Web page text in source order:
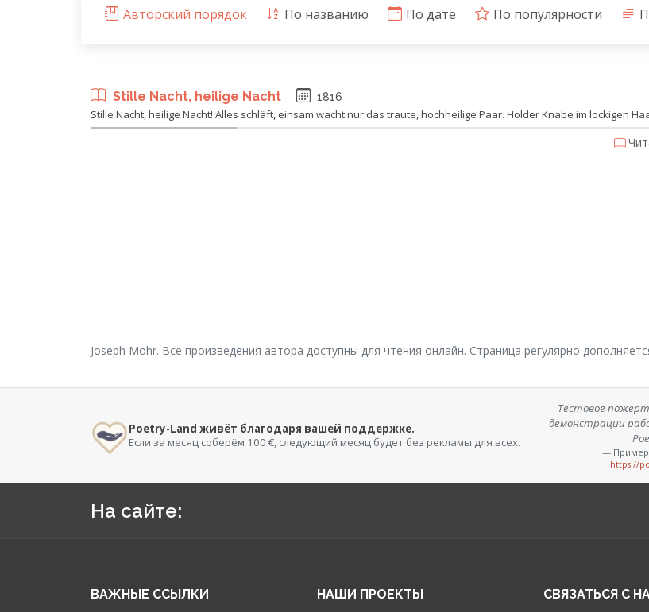
Авторский порядок По названию По дате По популярности
Stille Nacht, heilige Nacht 1816
Stille Nacht, heilige Nacht! Alles schläft, einsam wacht nur das traute, hochheilige Paar. Holder Knabe im lockigen
Joseph Mohr. Все произведения автора доступны для чтения онлайн. Страница регулярно
Poetry-Land живёт благодаря вашей поддержке.
Если за месяц соберём 100 €, следующий месяц будет без рекламы для всех.
Тестовое
демонстрации
— Пример
https://
На сайте:
ВАЖНЫЕ ССЫЛКИ НАШИ ПРОЕКТЫ СВЯЗАТЬСЯ С